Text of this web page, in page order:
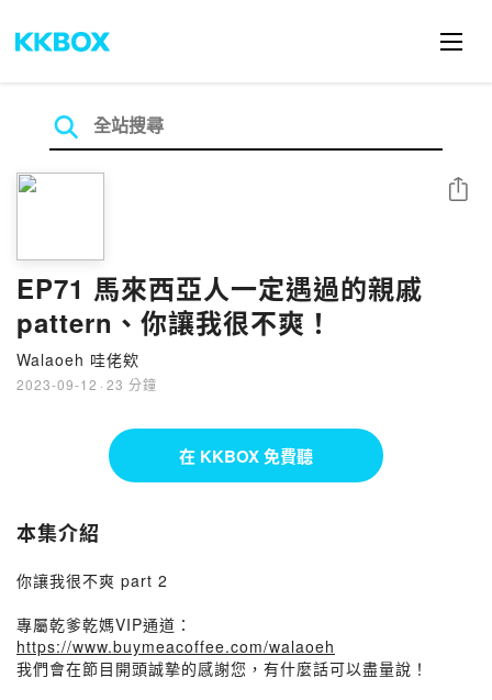
EP71 馬來西亞人一定遇過的親戚
pattern、你讓我很不爽！
Walaoeh 哇佬欸
2023-09-12 · 23 分鐘
分享
在 KKBOX 免費聽
本集介紹
你讓我很不爽 part 2
專屬乾爹乾媽VIP通道：
https://www.buymeacoffee.com/walaoeh
我們會在節目開頭誠摯的感謝您，有什麼話可以盡量說！